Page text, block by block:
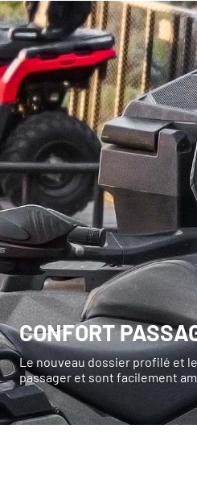
CONFORT
Le nouveau dossier profilé et
passager et sont facilement